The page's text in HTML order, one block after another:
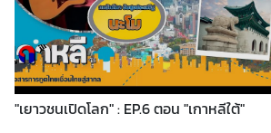
ร
ม
สื่
"เยาวชนเปิดโลก" : EP.6 ตอน "เกาหลีใต้"